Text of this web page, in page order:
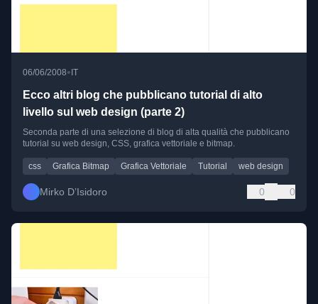
06/06/2008•IT
Ecco altri blog che pubblicano tutorial di alto
livello sul web design (parte 2)
Seconda parte di una selezione di blog di alta qualità che pubblicano
tutorial su web design, CSS, grafica vettoriale e bitmap.
css Grafica Bitmap Grafica Vettoriale Tutorial web design
Mirko D’Isidoro 0 0